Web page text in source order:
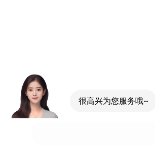
很高兴为您服务哦~